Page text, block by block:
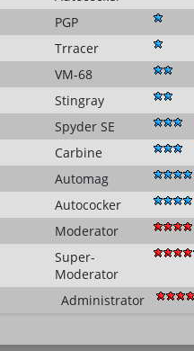
PGP
Trracer
VM-68
Stingray
Spyder SE
Carbine
Automag
Autococker
Moderator
Super-
Moderator
Administrator